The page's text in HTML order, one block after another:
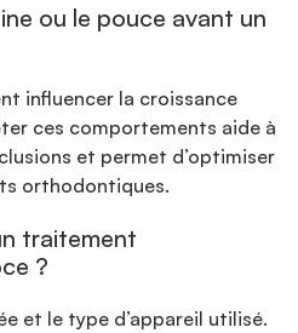
ou le pouce avant un
influencer la croissance
ces comportements aide à
et permet d’optimiser
orthodontiques.
traitement
?
et le type d’appareil utilisé.